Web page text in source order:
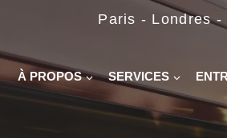
Paris - Londres -
À PROPOS SERVICES